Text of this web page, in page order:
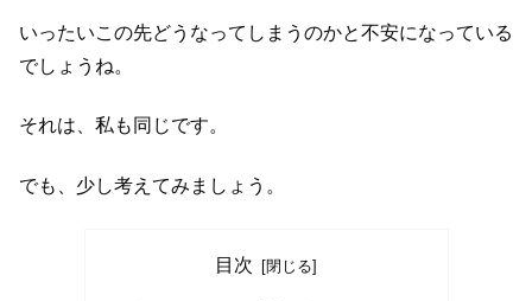
いったいこの先どうなってしまうのかと不安になっている
でしょうね。
それは、私も同じです。
でも、少し考えてみましょう。
目次